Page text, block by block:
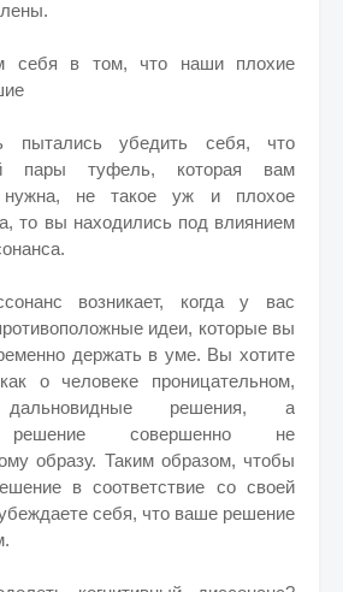
себя в том, что наши плохие
пытались убедить себя, что
пары туфель, которая вам
нужна, не такое уж и плохое
то вы находились под влиянием
возникает, когда у вас
идеи, которые вы
держать в уме. Вы хотите
о человеке проницательном,
дальновидные решения, а
решение совершенно не
образу. Таким образом, чтобы
в соответствие со своей
себя, что ваше решение